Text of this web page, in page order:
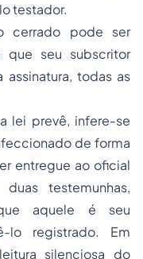
testador.
cerrado pode ser
que seu subscritor
todas as
lei prevê, infere-se
de forma
entregue ao oficial
testemunhas,
aquele é seu
lo registrado. Em
silenciosa do